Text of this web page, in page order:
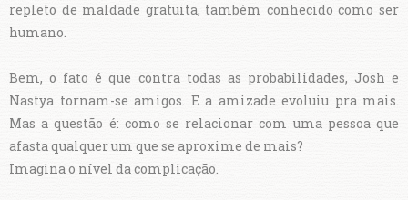
repleto de maldade gratuita, também conhecido como ser
humano.
Bem, o fato é que contra todas as probabilidades, Josh e
Nastya tornam-se amigos. E a amizade evoluiu pra mais.
Mas a questão é: como se relacionar com uma pessoa que
afasta qualquer um que se aproxime de mais?
Imagina o nível da complicação.